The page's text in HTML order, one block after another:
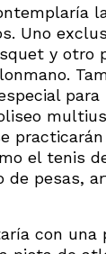
Uno
y otro
el tenis
de pesas,
con una